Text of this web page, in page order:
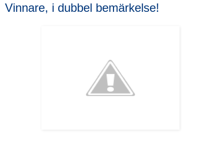
Vinnare, i dubbel bemärkelse!